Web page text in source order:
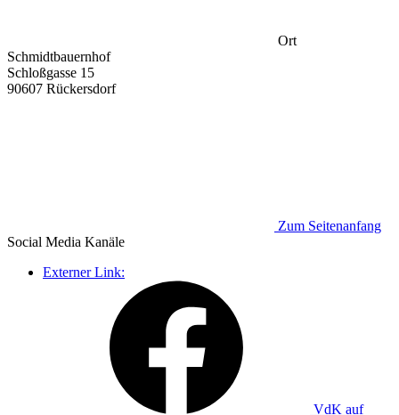
Ort
Schmidtbauernhof
Schloßgasse 15
90607 Rückersdorf
Zum Seitenanfang
Social Media Kanäle
Externer Link:
VdK auf